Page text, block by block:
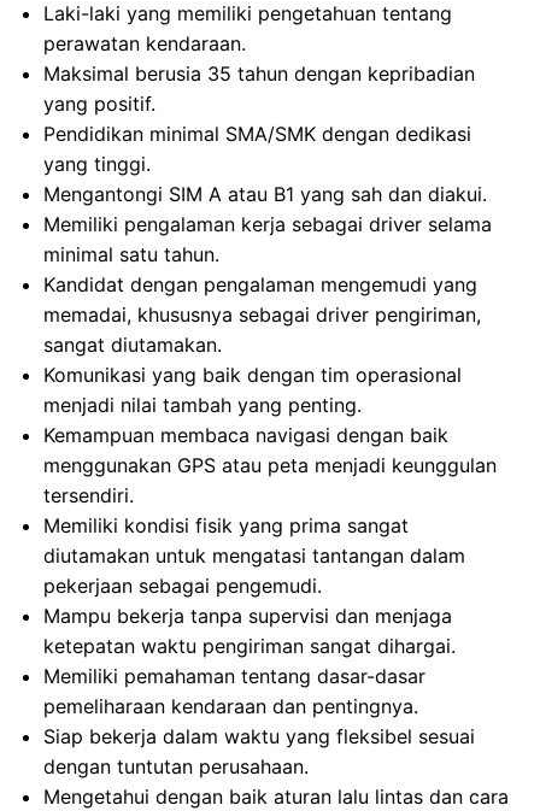
Laki-laki yang memiliki pengetahuan tentang
perawatan kendaraan.
Maksimal berusia 35 tahun dengan kepribadian
yang positif.
Pendidikan minimal SMA/SMK dengan dedikasi
yang tinggi.
Mengantongi SIM A atau B1 yang sah dan diakui.
Memiliki pengalaman kerja sebagai driver selama
minimal satu tahun.
Kandidat dengan pengalaman mengemudi yang
memadai, khususnya sebagai driver pengiriman,
sangat diutamakan.
Komunikasi yang baik dengan tim operasional
menjadi nilai tambah yang penting.
Kemampuan membaca navigasi dengan baik
menggunakan GPS atau peta menjadi keunggulan
tersendiri.
Memiliki kondisi fisik yang prima sangat
diutamakan untuk mengatasi tantangan dalam
pekerjaan sebagai pengemudi.
Mampu bekerja tanpa supervisi dan menjaga
ketepatan waktu pengiriman sangat dihargai.
Memiliki pemahaman tentang dasar-dasar
pemeliharaan kendaraan dan pentingnya.
Siap bekerja dalam waktu yang fleksibel sesuai
dengan tuntutan perusahaan.
Mengetahui dengan baik aturan lalu lintas dan cara